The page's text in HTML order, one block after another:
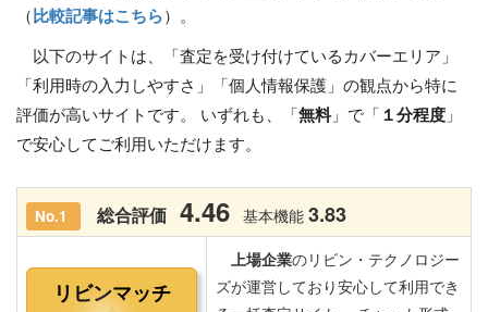
（ 比較記事はこちら ）。
以下のサイトは、「査定を受け付けているカバーエリア」
「利用時の入力しやすさ」「個人情報保護」の観点から特に
評価が高いサイトです。 いずれも、「 無料」で「 １分程度 」
で安心してご利用いただけます。